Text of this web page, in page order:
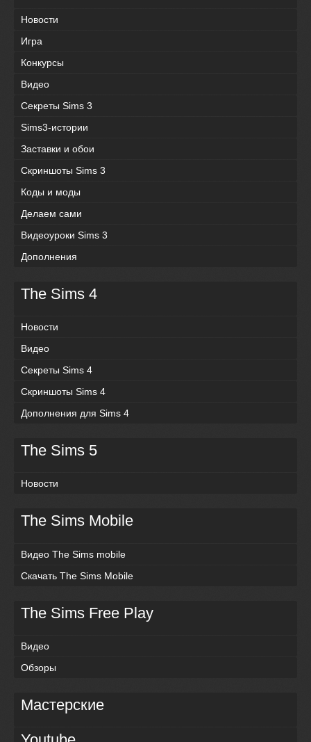
Новости
Игра
Конкурсы
Видео
Секреты Sims 3
Sims3-истории
Заставки и обои
Скриншоты Sims 3
Коды и моды
Делаем сами
Видеоуроки Sims 3
Дополнения
The Sims 4
Новости
Видео
Секреты Sims 4
Скриншоты Sims 4
Дополнения для Sims 4
The Sims 5
Новости
The Sims Mobile
Видео The Sims mobile
Скачать The Sims Mobile
The Sims Free Play
Видео
Обзоры
Мастерские